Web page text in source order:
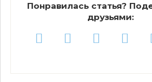
Понравилась статья?
друзьями: